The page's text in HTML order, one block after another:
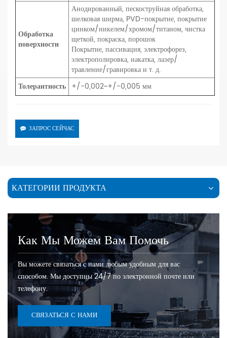
Обработка
поверхности
Анодированный, пескоструйная обработка,
шелковая ширма, PVD-покрытие, покрытие
цинком/никелем/хромом/титаном, чистка
щеткой, покраска, порошок
Покрытие, пассивация, электрофорез,
электрополировка, накатка, лазер/
травление/гравировка и т. д.
Толерантность +/-0,002~+/-0,005 мм
ЗАПРОС СЕЙЧАС
КАТЕГОРИИ ПРОДУКТА
Как Мы Можем Вам Помочь
Вы можете связаться с нами любым удобным для вас
способом. Мы доступны 24/7 по электронной почте или
телефону.
СВЯЗАТЬСЯ С НАМИ